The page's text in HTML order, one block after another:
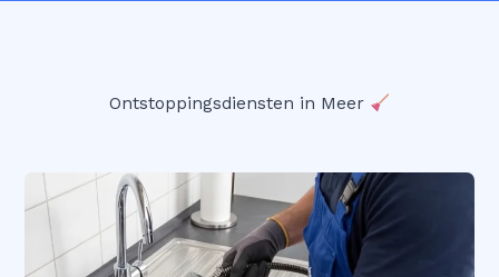
Ontstoppingsdiensten in Meer